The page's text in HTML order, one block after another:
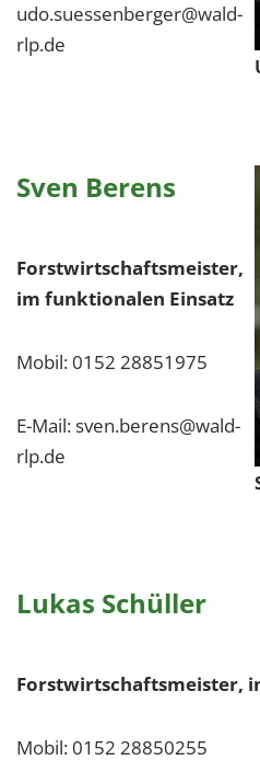
udo.suessenberger@wald-
rlp.de
Sven Berens
Forstwirtschaftsmeister,
im funktionalen Einsatz
Mobil: 0152 28851975
E-Mail: sven.berens@wald-
rlp.de
Lukas Schüller
Forstwirtschaftsmeister,
Mobil: 0152 28850255